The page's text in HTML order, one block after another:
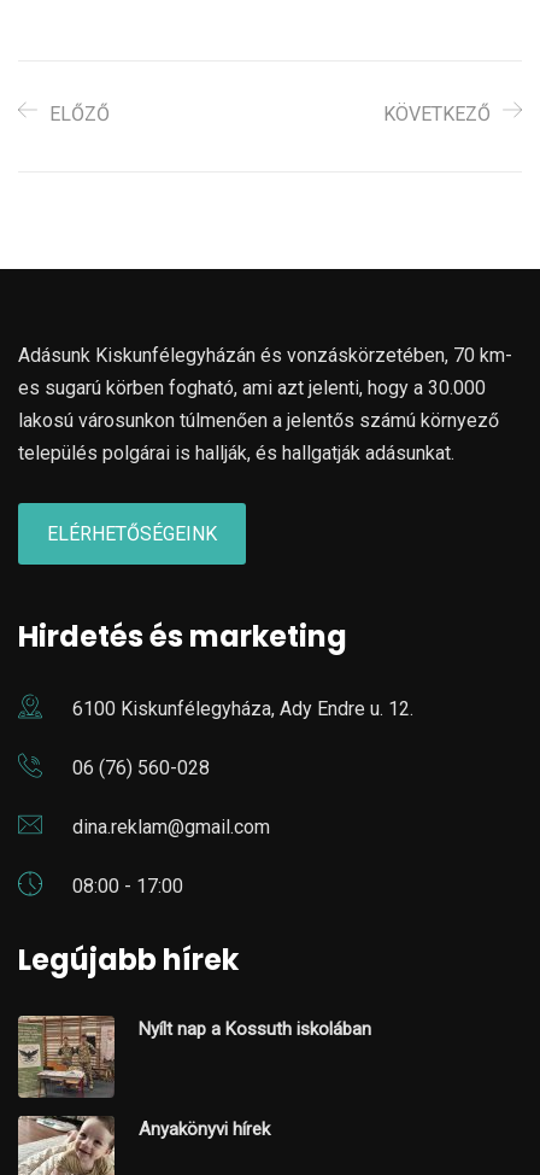
ELŐZŐ KÖVETKEZŐ
Adásunk Kiskunfélegyházán és vonzáskörzetében, 70 km-
es sugarú körben fogható, ami azt jelenti, hogy a 30.000
lakosú városunkon túlmenően a jelentős számú környező
település polgárai is hallják, és hallgatják adásunkat.
ELÉRHETŐSÉGEINK
Hirdetés és marketing
6100 Kiskunfélegyháza, Ady Endre u. 12.
06 (76) 560-028
dina.reklam@gmail.com
08:00 - 17:00
Legújabb hírek
Nyílt nap a Kossuth iskolában
Anyakönyvi hírek